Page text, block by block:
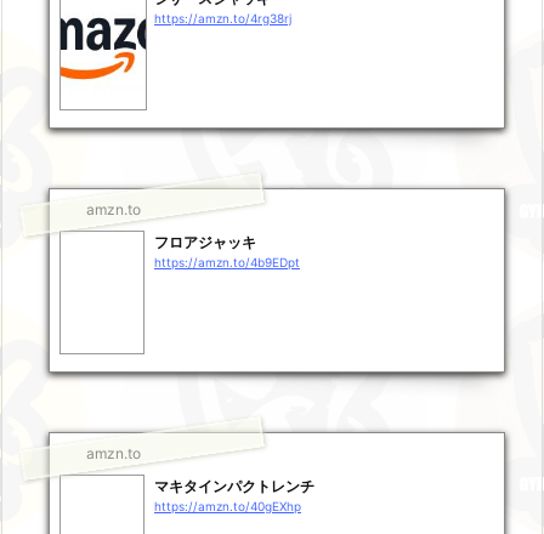
https://amzn.to/4rg38rj
amzn.to
フロアジャッキ
https://amzn.to/4b9EDpt
amzn.to
マキタインパクトレンチ
https://amzn.to/40gEXhp